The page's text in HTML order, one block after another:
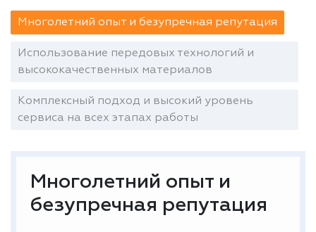
Многолетний опыт и безупречная репутация
Использование передовых технологий и
высококачественных материалов
Комплексный подход и высокий уровень
сервиса на всех этапах работы
Многолетний опыт и
безупречная репутация